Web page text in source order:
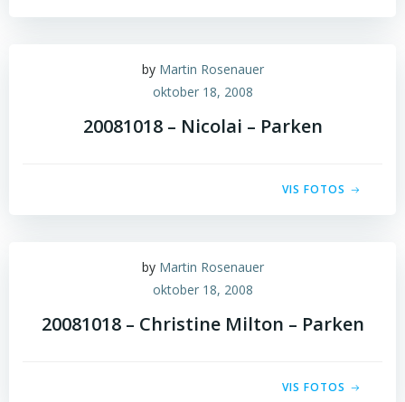
by Martin Rosenauer
oktober 18, 2008
20081018 – Nicolai – Parken
VIS FOTOS
by Martin Rosenauer
oktober 18, 2008
20081018 – Christine Milton – Parken
VIS FOTOS